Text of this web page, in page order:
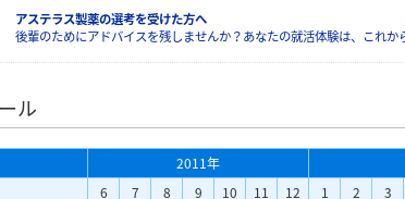
動画で知ろう！業界・企業研究
アステラス製薬の選考を受けた方へ
後輩のためにアドバイスを残しませんか？あなたの就活体験は、これ
ル
2011年
6 7 8 9 10 11 12 1 2 3